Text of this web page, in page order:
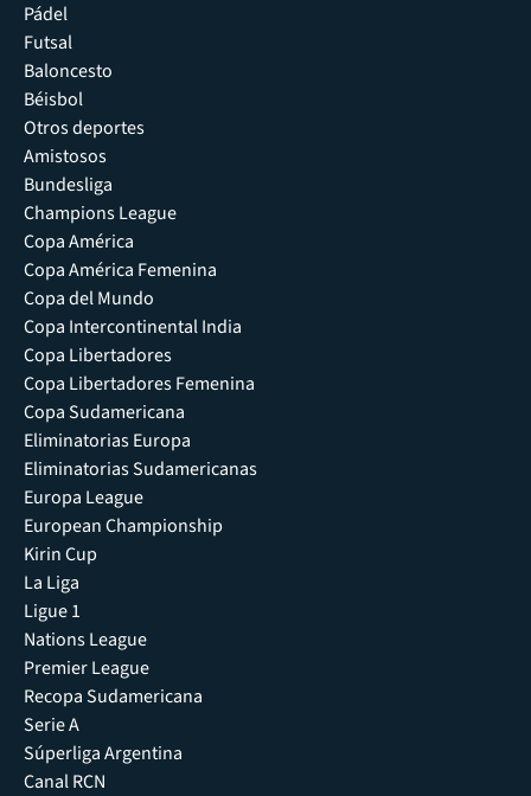
Pádel
Futsal
Baloncesto
Béisbol
Otros deportes
Amistosos
Bundesliga
Champions League
Copa América
Copa América Femenina
Copa del Mundo
Copa Intercontinental India
Copa Libertadores
Copa Libertadores Femenina
Copa Sudamericana
Eliminatorias Europa
Eliminatorias Sudamericanas
Europa League
European Championship
Kirin Cup
La Liga
Ligue 1
Nations League
Premier League
Recopa Sudamericana
Serie A
Súperliga Argentina
Canal RCN